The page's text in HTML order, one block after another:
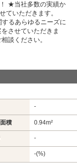
★当社多数の実績か
ていただきます。
るあらゆるニーズに
させていただきま
談ください。
-
積 0.94m²
-
-(%)